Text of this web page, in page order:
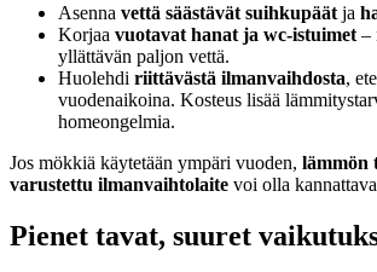
Asenna vettä säästävät suihkupäät ja
Korjaa vuotavat hanat ja wc-istuimet –
yllättävän paljon vettä.
Huolehdi riittävästä ilmanvaihdosta,
vuodenaikoina. Kosteus lisää
homeongelmia.
Jos mökkiä käytetään ympäri vuoden, lämmön
varustettu ilmanvaihtolaite voi olla
Pienet tavat, suuret